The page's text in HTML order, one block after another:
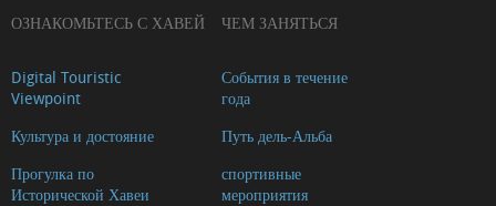
ОЗНАКОМЬТЕСЬ С ХАВЕЙ
Digital Touristic
Viewpoint
Культура и достояние
Прогулка по
Исторической Хавеи
ЧЕМ ЗАНЯТЬСЯ
События в течение
года
Путь дель-Альба
спортивные
мероприятия